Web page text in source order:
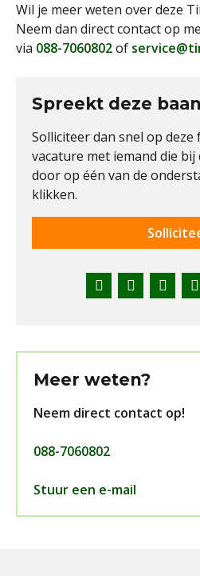
Wil je meer weten over deze
Neem dan direct contact op
via 088-7060802of
Spreekt deze
Solliciteer dan snel op deze
vacature met iemand die
door op één van de
klikken.
FacebookTwitter
Meer weten?
Neem direct contact op!
088-7060802
Stuur een e-mail